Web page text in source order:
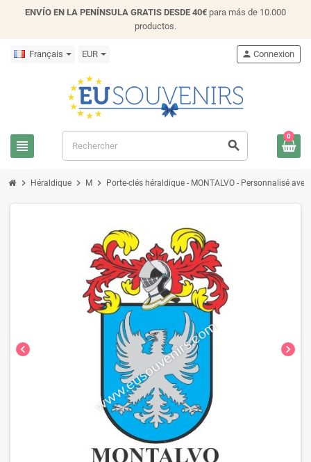
ENVÍO EN LA PENÍNSULA GRATIS DESDE 40€ para más de 10.000
productos.
Français EUR
view_headline search
person Connexion
0
chevron_right Héraldique chevron_right M chevron_right Porte-clés héraldique - MONTALVO - Personnalisé
chevron_left chevron_right